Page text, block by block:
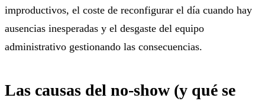
improductivos, el coste de reconfigurar el día cuando hay
ausencias inesperadas y el desgaste del equipo
administrativo gestionando las consecuencias.
Las causas del no-show (y qué se